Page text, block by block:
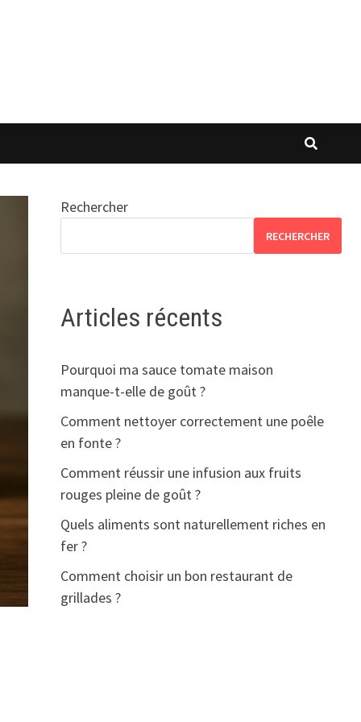
Rechercher
RECHERCHER
Articles récents
Pourquoi ma sauce tomate maison
manque-t-elle de goût ?
Comment nettoyer correctement une poêle
en fonte ?
Comment réussir une infusion aux fruits
rouges pleine de goût ?
Quels aliments sont naturellement riches en
fer ?
Comment choisir un bon restaurant de
grillades ?